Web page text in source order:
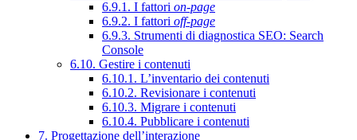
6.9.1. I fattori on-page
6.9.2. I fattori off-page
6.9.3. Strumenti di diagnostica SEO: Search
Console
6.10. Gestire i contenuti
6.10.1. L’inventario dei contenuti
6.10.2. Revisionare i contenuti
6.10.3. Migrare i contenuti
6.10.4. Pubblicare i contenuti
7. Progettazione dell’interazione